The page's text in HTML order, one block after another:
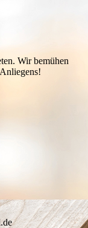
Wir bemühen